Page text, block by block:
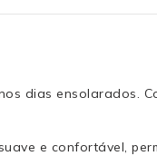
dias ensolarados.
e confortável,